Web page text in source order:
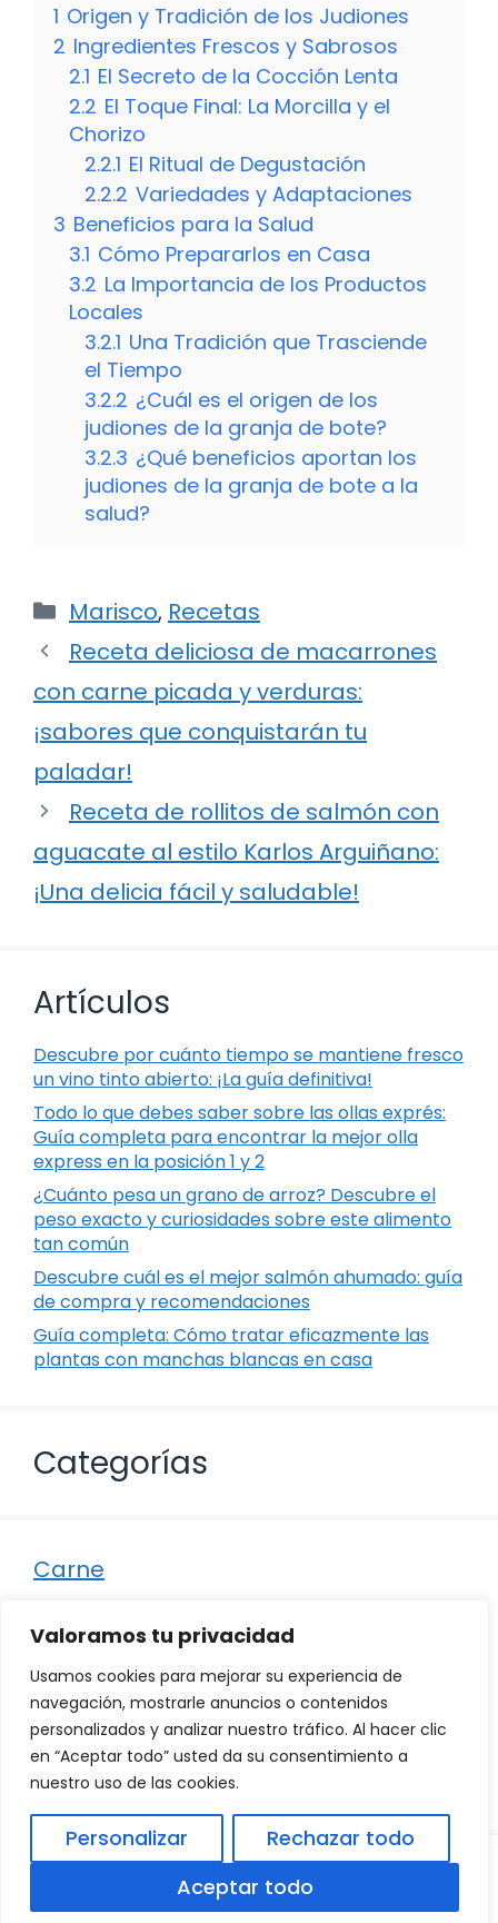
Valoramos tu privacidad
Usamos cookies para mejorar su experiencia de
navegación, mostrarle anuncios o contenidos
personalizados y analizar nuestro tráfico. Al hacer clic
en “Aceptar todo” usted da su consentimiento a
nuestro uso de las cookies.
Personalizar
Rechazar todo
Aceptar todo
1 Origen y Tradición de los Judiones
2 Ingredientes Frescos y Sabrosos
2.1 El Secreto de la Cocción Lenta
2.2 El Toque Final: La Morcilla y el
Chorizo
2.2.1 El Ritual de Degustación
2.2.2 Variedades y Adaptaciones
3 Beneficios para la Salud
3.1 Cómo Prepararlos en Casa
3.2 La Importancia de los Productos
Locales
3.2.1 Una Tradición que Trasciende
el Tiempo
3.2.2 ¿Cuál es el origen de los
judiones de la granja de bote?
3.2.3 ¿Qué beneficios aportan los
judiones de la granja de bote a la
salud?
Categorías
Marisco, Recetas
Receta deliciosa de macarrones
con carne picada y verduras:
¡sabores que conquistarán tu
paladar!
Receta de rollitos de salmón con
aguacate al estilo Karlos Arguiñano:
¡Una delicia fácil y saludable!
Artículos
Descubre por cuánto tiempo se mantiene fresco
un vino tinto abierto: ¡La guía definitiva!
Todo lo que debes saber sobre las ollas exprés:
Guía completa para encontrar la mejor olla
express en la posición 1 y 2
¿Cuánto pesa un grano de arroz? Descubre el
peso exacto y curiosidades sobre este alimento
tan común
Descubre cuál es el mejor salmón ahumado: guía
de compra y recomendaciones
Guía completa: Cómo tratar eficazmente las
plantas con manchas blancas en casa
Categorías
Carne
Otro
Pescado
Recetas
Política de Privacidad Aviso Legal|
Política de Cookies